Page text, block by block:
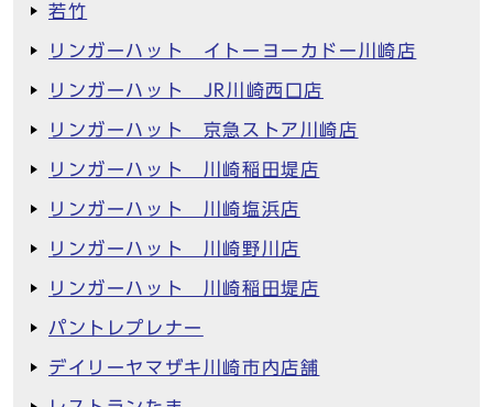
若竹
リンガーハット イトーヨーカドー川崎店
リンガーハット JR川崎西口店
リンガーハット 京急ストア川崎店
リンガーハット 川崎稲田堤店
リンガーハット 川崎塩浜店
リンガーハット 川崎野川店
リンガーハット 川崎稲田堤店
パントレプレナー
デイリーヤマザキ川崎市内店舗